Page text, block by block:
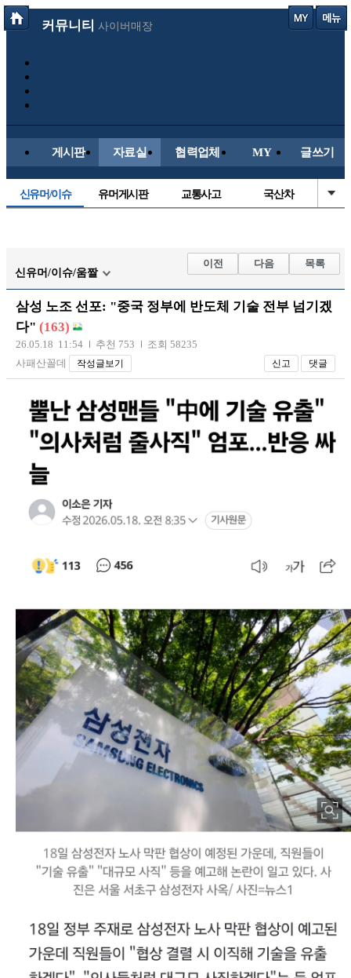
커뮤니티 사이버매장
게시판 자료실 협력업체 MY 글쓰기
신유머/이슈 유머게시판 교통사고 국산차
자유사진 군사/무기
트럭/버스 항공/해운/철도
장착시공사진
신유머/이슈/움짤
이전 다음 목록
삼성 노조 선포: "중국 정부에 반도체 기술 전부 넘기겠
다" (163)
26.05.18 11:54 추천 753
조회 58235
사패산꼴데
작성글보기 신고 댓글